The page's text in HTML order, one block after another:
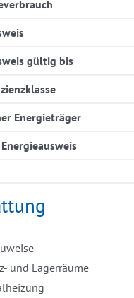
gültig bis
Energieträger
und Lagerräume